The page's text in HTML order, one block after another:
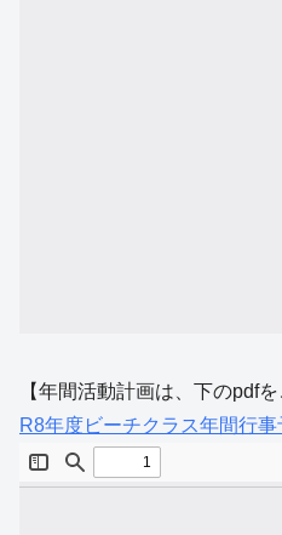
【年間活動計画は、下のpdfを
R8年度ビーチクラス年間行事